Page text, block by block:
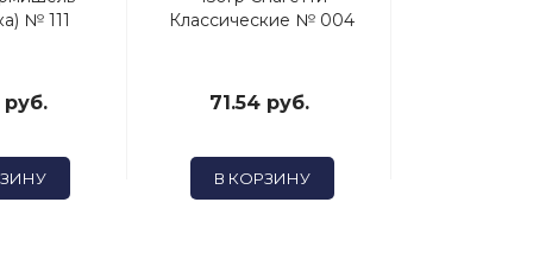
№ 111
руб.
Классические № 004
71.54 руб.
В КОРЗИНУ